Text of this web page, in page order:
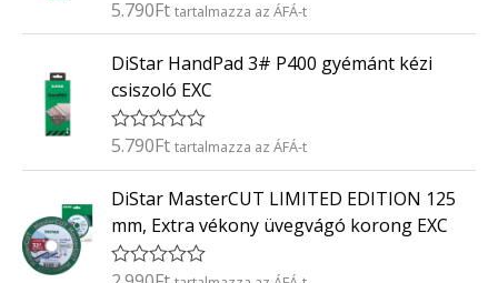
s
:
/
5
É
é
e
l
é
s
:
/
5
5.790Ft tartalmazza az ÁFÁ-t
DiStar HandPad 3# P400 gyémánt kézi
csiszoló EXC
É
é
e
l
5.790Ft tartalmazza az ÁFÁ-t
DiStar MasterCUT LIMITED EDITION 125
mm, Extra vékony üvegvágó korong EXC